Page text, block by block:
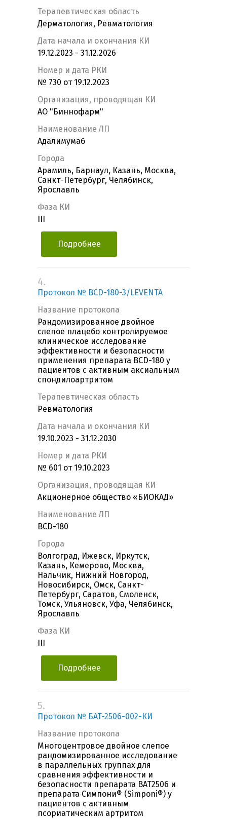
Терапевтическая область
Дерматология, Ревматология
Дата начала и окончания КИ
19.12.2023 - 31.12.2026
Номер и дата РКИ
№ 730 от 19.12.2023
Организация, проводящая КИ
АО "Биннофарм"
Наименование ЛП
Адалимумаб
Города
Арамиль, Барнаул, Казань, Москва,
Санкт-Петербург, Челябинск,
Ярославль
Фаза КИ
Подробнее
4.
Протокол № BCD-180-3/LEVENTA
Название протокола
Рандомизированное двойное
слепое плацебо контролируемое
клиническое исследование
эффективности и безопасности
применения препарата BCD-180 у
пациентов с активным аксиальным
спондилоартритом
Терапевтическая область
Ревматология
Дата начала и окончания КИ
19.10.2023 - 31.12.2030
Номер и дата РКИ
№ 601 от 19.10.2023
Организация, проводящая КИ
Акционерное общество «БИОКАД»
Наименование ЛП
BCD-180
Города
Волгоград, Ижевск, Иркутск,
Казань, Кемерово, Москва,
Нальчик, Нижний Новгород,
Новосибирск, Омск, Санкт-
Петербург, Саратов, Смоленск,
Томск, Ульяновск, Уфа, Челябинск,
Ярославль
Фаза КИ
Подробнее
5.
Протокол № БAT-2506-002-КИ
Название протокола
Многоцентровое двойное слепое
рандомизированное исследование
в параллельных группах для
сравнения эффективности и
безопасности препарата BAT2506 и
препарата Симпони® (Simponi®) у
пациентов с активным
псориатическим артритом